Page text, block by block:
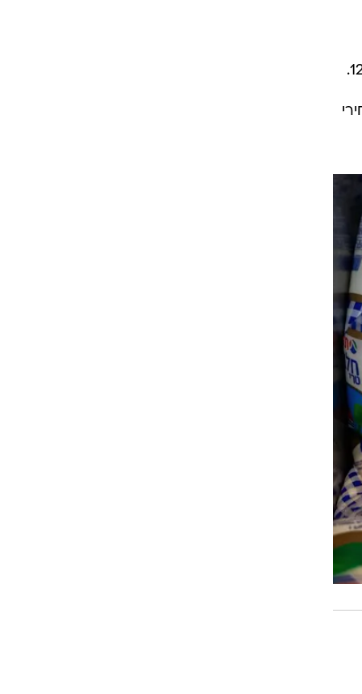
במחירי שוק, היקף זניח מהתוצר לעומת העשור הראשון למדינה, בה היה חלקה בתוצר כ-12-13%.
מהתוצר במחירי